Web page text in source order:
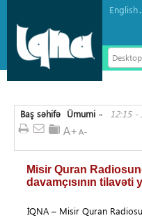
English.
Baş səhifə »
Ümumi 12:15 -
Misir Quran
davamçısının tilavəti
İQNA – Misir Quran